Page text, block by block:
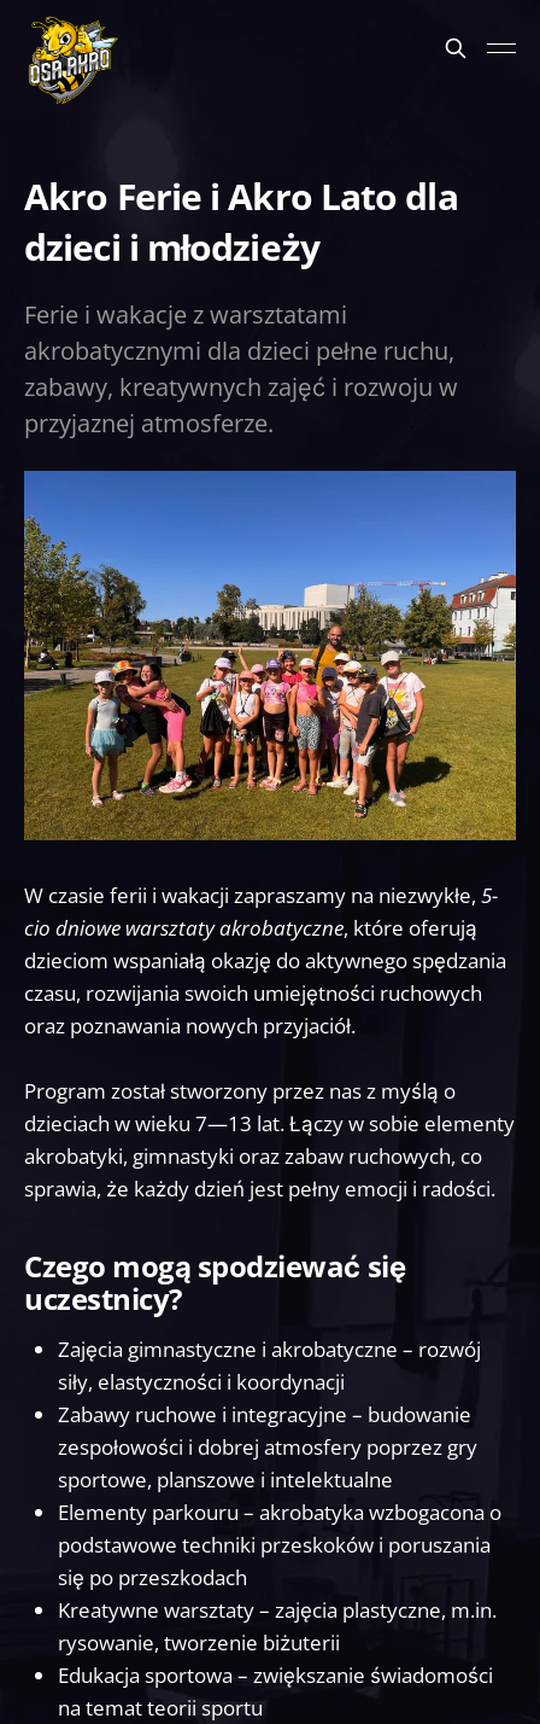
Akro Ferie i Akro Lato dla
dzieci i młodzieży
Ferie i wakacje z warsztatami
akrobatycznymi dla dzieci pełne ruchu,
zabawy, kreatywnych zajęć i rozwoju w
przyjaznej atmosferze.
W czasie ferii i wakacji zapraszamy na niezwykłe, 5-
cio dniowe warsztaty akrobatyczne, które oferują
dzieciom wspaniałą okazję do aktywnego spędzania
czasu, rozwijania swoich umiejętności ruchowych
oraz poznawania nowych przyjaciół.
Program został stworzony przez nas z myślą o
dzieciach w wieku 7—13 lat. Łączy w sobie elementy
akrobatyki, gimnastyki oraz zabaw ruchowych, co
sprawia, że każdy dzień jest pełny emocji i radości.
Czego mogą spodziewać się
uczestnicy?
Zajęcia gimnastyczne i akrobatyczne – rozwój
siły, elastyczności i koordynacji
Zabawy ruchowe i integracyjne – budowanie
zespołowości i dobrej atmosfery poprzez gry
sportowe, planszowe i intelektualne
Elementy parkouru – akrobatyka wzbogacona o
podstawowe techniki przeskoków i poruszania
się po przeszkodach
Kreatywne warsztaty – zajęcia plastyczne, m.in.
rysowanie, tworzenie biżuterii
Edukacja sportowa – zwiększanie świadomości
na temat teorii sportu